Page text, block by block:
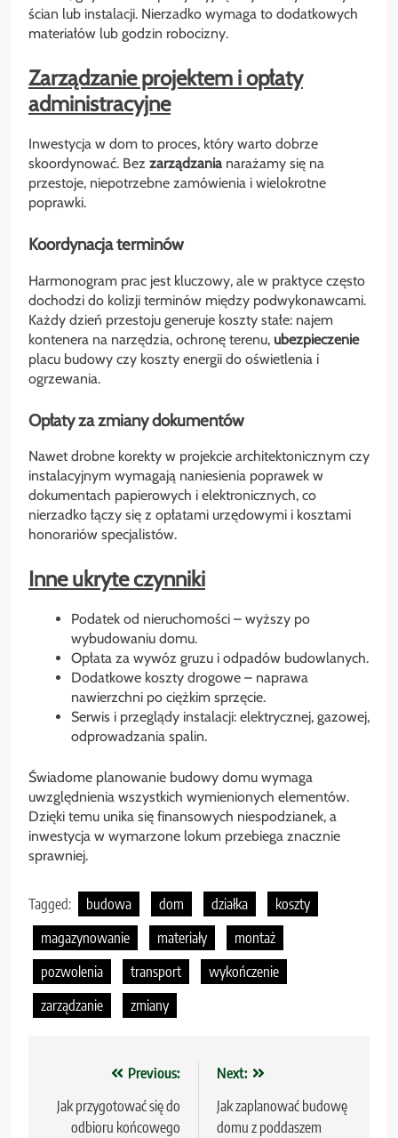
ścian lub instalacji. Nierzadko wymaga to dodatkowych
materiałów lub godzin robocizny.
Zarządzanie projektem i opłaty
administracyjne
Inwestycja w dom to proces, który warto dobrze
skoordynować. Bez zarządzanianarażamy się na
przestoje, niepotrzebne zamówienia i wielokrotne
poprawki.
Koordynacja terminów
Harmonogram prac jest kluczowy, ale w praktyce często
dochodzi do kolizji terminów między podwykonawcami.
Każdy dzień przestoju generuje koszty stałe: najem
kontenera na narzędzia, ochronę terenu, ubezpieczenie
placu budowy czy koszty energii do oświetlenia i
ogrzewania.
Opłaty za zmiany dokumentów
Nawet drobne korekty w projekcie architektonicznym czy
instalacyjnym wymagają naniesienia poprawek w
dokumentach papierowych i elektronicznych, co
nierzadko łączy się z opłatami urzędowymi i kosztami
honorariów specjalistów.
Inne ukryte czynniki
Podatek od nieruchomości – wyższy po
wybudowaniu domu.
Opłata za wywóz gruzu i odpadów budowlanych.
Dodatkowe koszty drogowe – naprawa
nawierzchni po ciężkim sprzęcie.
Serwis i przeglądy instalacji: elektrycznej, gazowej,
odprowadzania spalin.
Świadome planowanie budowy domu wymaga
uwzględnienia wszystkich wymienionych elementów.
Dzięki temu unika się finansowych niespodzianek, a
inwestycja w wymarzone lokum przebiega znacznie
sprawniej.
Tagged: budowa dom działka
koszty
magazynowanie
materiały
montaż
pozwolenia
transport
wykończenie
zarządzanie
zmiany
Nawigacja
wpisu
Previous:
Jak przygotować się do
odbioru końcowego
Next:
Jak zaplanować budowę
domu z poddaszem